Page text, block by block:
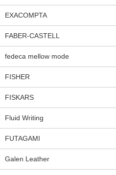
EXACOMPTA
FABER-CASTELL
fedeca mellow mode
FISHER
FISKARS
Fluid Writing
FUTAGAMI
Galen Leather